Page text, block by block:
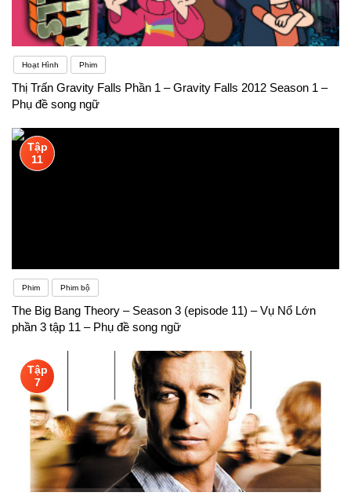
Hoạt Hình Phim
Thị Trấn Gravity Falls Phần 1 – Gravity Falls 2012 Season 1 –
Phụ đề song ngữ
Tập
11
Phim Phim bộ
The Big Bang Theory – Season 3 (episode 11) – Vụ Nổ Lớn
phần 3 tập 11 – Phụ đề song ngữ
Tập
7